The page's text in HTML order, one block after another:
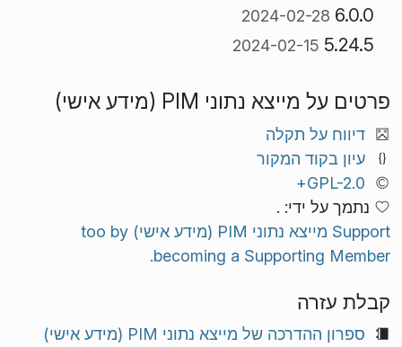
6.0.0
2024-02-28
5.24.5
2024-02-15
פרטים על מייצא נתוני PIM (מידע אישי)
דיווח על תקלה
עיון בקוד המקור
GPL-2.0+
נתמך על ידי: .
Support מייצא נתוני PIM (מידע אישי) too by
becoming a Supporting Member.
קבלת עזרה
ספרון ההדרכה של מייצא נתוני PIM (מידע אישי)